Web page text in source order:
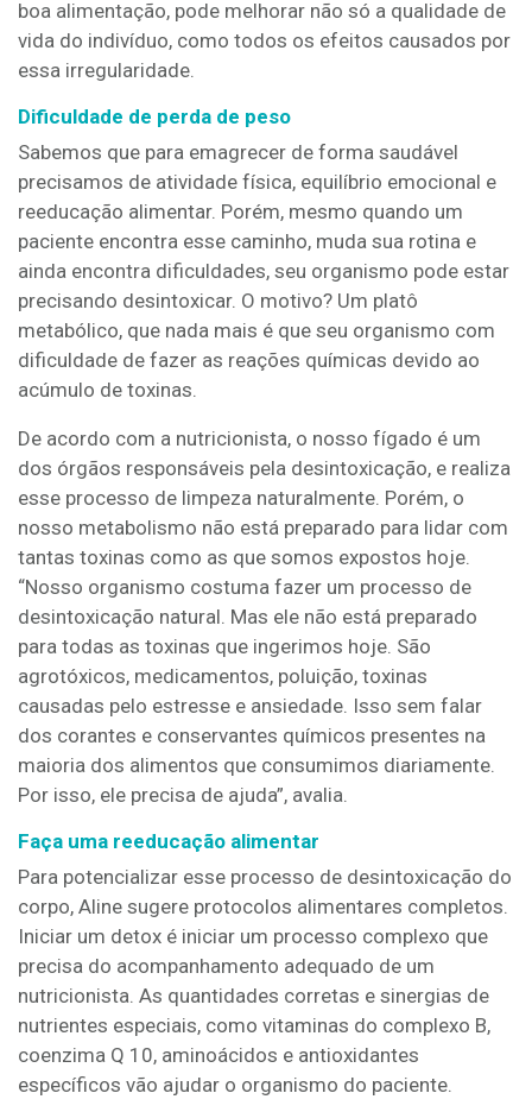
boa alimentação, pode melhorar não só a qualidade de
vida do indivíduo, como todos os efeitos causados por
essa irregularidade.
Dificuldade de perda de peso
Sabemos que para emagrecer de forma saudável
precisamos de atividade física, equilíbrio emocional e
reeducação alimentar. Porém, mesmo quando um
paciente encontra esse caminho, muda sua rotina e
ainda encontra dificuldades, seu organismo pode estar
precisando desintoxicar. O motivo? Um platô
metabólico, que nada mais é que seu organismo com
dificuldade de fazer as reações químicas devido ao
acúmulo de toxinas.
De acordo com a nutricionista, o nosso fígado é um
dos órgãos responsáveis pela desintoxicação, e realiza
esse processo de limpeza naturalmente. Porém, o
nosso metabolismo não está preparado para lidar com
tantas toxinas como as que somos expostos hoje.
“Nosso organismo costuma fazer um processo de
desintoxicação natural. Mas ele não está preparado
para todas as toxinas que ingerimos hoje. São
agrotóxicos, medicamentos, poluição, toxinas
causadas pelo estresse e ansiedade. Isso sem falar
dos corantes e conservantes químicos presentes na
maioria dos alimentos que consumimos diariamente.
Por isso, ele precisa de ajuda”, avalia.
Faça uma reeducação alimentar
Para potencializar esse processo de desintoxicação do
corpo, Aline sugere protocolos alimentares completos.
Iniciar um detox é iniciar um processo complexo que
precisa do acompanhamento adequado de um
nutricionista. As quantidades corretas e sinergias de
nutrientes especiais, como vitaminas do complexo B,
coenzima Q 10, aminoácidos e antioxidantes
específicos vão ajudar o organismo do paciente.